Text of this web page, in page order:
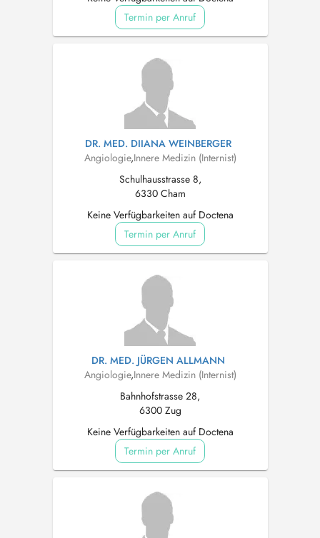
Termin per Anruf
DR. MED. DIIANA WEINBERGER
Angiologie,Innere Medizin (Internist)
Schulhausstrasse 8,
6330 Cham
Keine Verfügbarkeiten auf Doctena
Termin per Anruf
DR. MED. JÜRGEN ALLMANN
Angiologie,Innere Medizin (Internist)
Bahnhofstrasse 28,
6300 Zug
Keine Verfügbarkeiten auf Doctena
Termin per Anruf